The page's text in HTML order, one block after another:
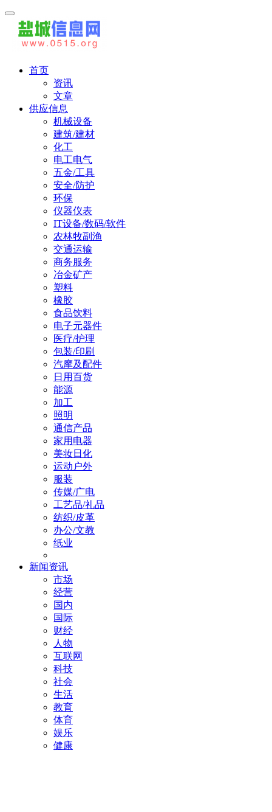
首页
资讯
文章
供应信息
机械设备
建筑/建材
化工
电工电气
五金/工具
安全/防护
环保
仪器仪表
IT设备/数码/软件
农林牧副渔
交通运输
商务服务
冶金矿产
塑料
橡胶
食品饮料
电子元器件
医疗/护理
包装/印刷
汽摩及配件
日用百货
能源
加工
照明
通信产品
家用电器
美妆日化
运动户外
服装
传媒/广电
工艺品/礼品
纺织/皮革
办公/文教
纸业
新闻资讯
市场
经营
国内
国际
财经
人物
互联网
科技
社会
生活
教育
体育
娱乐
健康